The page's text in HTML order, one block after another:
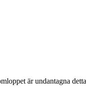
är undantagna